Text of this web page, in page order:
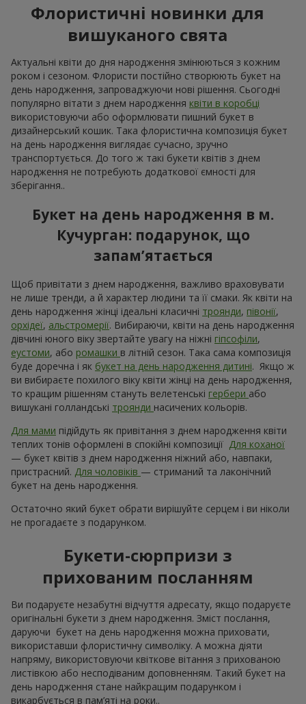
Флористичні новинки для
вишуканого свята
Актуальні квіти до дня народження змінюються з кожним
роком і сезоном. Флористи постійно створюють букет на
день народження, запроваджуючи нові рішення. Сьогодні
популярно вітати з днем народження квіти в коробці
використовуючи або оформлювати пишний букет в
дизайнерський кошик. Така флористична композиція букет
на день народження виглядає сучасно, зручно
транспортується. До того ж такі букети квітів з днем
народження не потребують додаткової ємності для
зберігання..
Букет на день народження в м.
Кучурган: подарунок, що
запам’ятається
Щоб привітати з днем народження, важливо враховувати
не лише тренди, а й характер людини та її смаки. Як квіти на
день народження жінці ідеальні класичні троянди, півонії,
орхідеї, альстромерії. Вибираючи, квіти на день народження
дівчині юного віку звертайте увагу на ніжні гіпсофіли,
еустоми, або ромашки в літній сезон. Така сама композиція
буде доречна і як букет на день народження дитині. Якщо ж
ви вибираєте похилого віку квіти жінці на день народження,
то кращим рішенням стануть велетенські гербери або
вишукані голландські троянди насичених кольорів.
Для мами підійдуть як привітання з днем ​​народження квіти
теплих тонів оформлені в спокійні композиції Для коханої
— букет квітів з днем ​​народження ніжний або, навпаки,
пристрасний. Для чоловіків — стриманий та лаконічний
букет на день народження.
Остаточно який букет обрати вирішуйте серцем і ви ніколи
не прогадаєте з подарунком.
Букети-сюрпризи з
прихованим посланням
Ви подаруєте незабутні відчуття адресату, якщо подаруєте
оригінальні букети з днем народження. Зміст послання,
даруючи букет на день народження можна приховати,
використавши флористичну символіку. А можна діяти
напряму, використовуючи квіткове вітання з прихованою
листівкою або несподіваним доповненням. Такий букет на
день народження стане найкращим подарунком і
викарбується в пам’яті на роки..